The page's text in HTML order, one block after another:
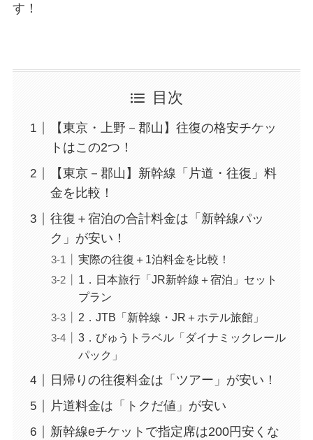
す！
目次
【東京・上野－郡山】往復の格安チケッ
トはこの2つ！
【東京－郡山】新幹線「片道・往復」料
金を比較！
往復＋宿泊の合計料金は「新幹線パッ
ク」が安い！
実際の往復＋1泊料金を比較！
1．日本旅行「JR新幹線＋宿泊」セット
プラン
2．JTB「新幹線・JR＋ホテル旅館」
3．びゅうトラベル「ダイナミックレール
パック」
日帰りの往復料金は「ツアー」が安い！
片道料金は「トクだ値」が安い
新幹線eチケットで指定席は200円安くな